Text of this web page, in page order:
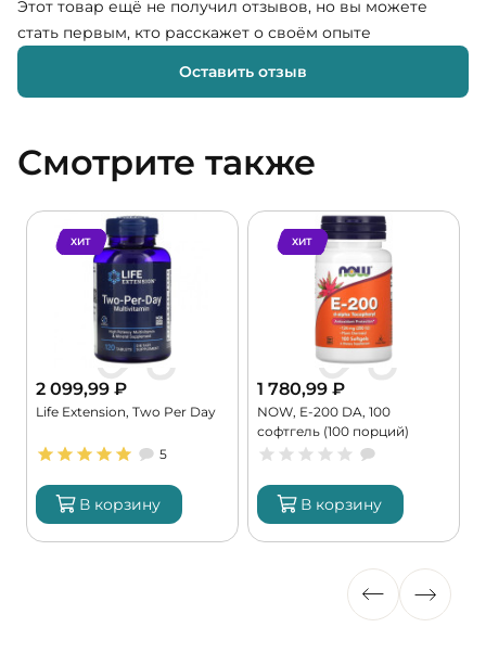
Этот товар ещё не получил отзывов, но вы можете
стать первым, кто расскажет о своём опыте
Оставить отзыв
Смотрите также
ХИТ
2 099,99 ₽
Life Extension, Two Per Day
5
В корзину
ХИТ
1 780,99 ₽
NOW, E-200 DA, 100
софтгель (100 порций)
В корзину